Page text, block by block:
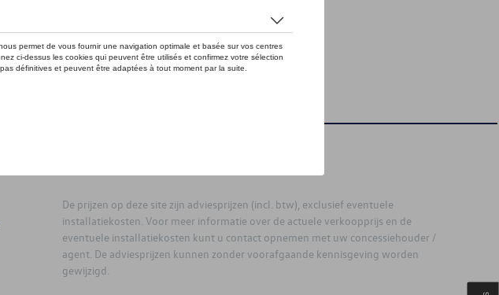
De prijzen op deze site zijn adviesprijzen (incl. btw), exclusief eventuele
installatiekosten. Voor meer informatie over de actuele verkoopprijs en de
eventuele installatiekosten kunt u contact opnemen met uw concessiehouder /
agent. De adviesprijzen kunnen zonder voorafgaande kennisgeving worden
gewijzigd.